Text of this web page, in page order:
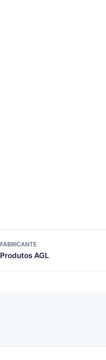
FABRICANTE
Produtos AGL